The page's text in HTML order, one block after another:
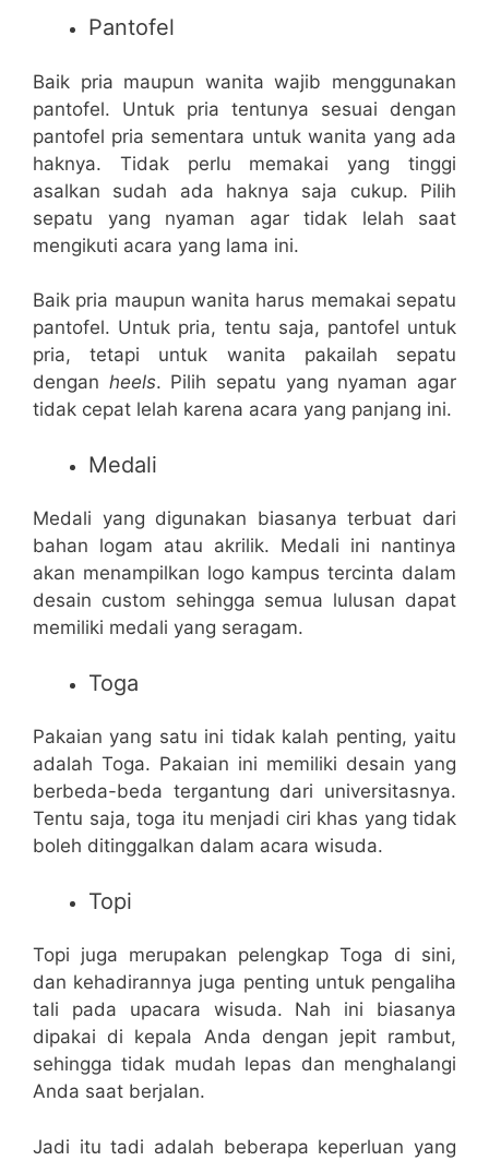
Pantofel
Baik pria maupun wanita wajib menggunakan
pantofel. Untuk pria tentunya sesuai dengan
pantofel pria sementara untuk wanita yang ada
haknya. Tidak perlu memakai yang tinggi
asalkan sudah ada haknya saja cukup. Pilih
sepatu yang nyaman agar tidak lelah saat
mengikuti acara yang lama ini.
Baik pria maupun wanita harus memakai sepatu
pantofel. Untuk pria, tentu saja, pantofel untuk
pria, tetapi untuk wanita pakailah sepatu
dengan heels. Pilih sepatu yang nyaman agar
tidak cepat lelah karena acara yang panjang ini.
Medali
Medali yang digunakan biasanya terbuat dari
bahan logam atau akrilik. Medali ini nantinya
akan menampilkan logo kampus tercinta dalam
desain custom sehingga semua lulusan dapat
memiliki medali yang seragam.
Toga
Pakaian yang satu ini tidak kalah penting, yaitu
adalah Toga. Pakaian ini memiliki desain yang
berbeda-beda tergantung dari universitasnya.
Tentu saja, toga itu menjadi ciri khas yang tidak
boleh ditinggalkan dalam acara wisuda.
Topi
Topi juga merupakan pelengkap Toga di sini,
dan kehadirannya juga penting untuk pengaliha
tali pada upacara wisuda. Nah ini biasanya
dipakai di kepala Anda dengan jepit rambut,
sehingga tidak mudah lepas dan menghalangi
Anda saat berjalan.
Jadi itu tadi adalah beberapa keperluan yang